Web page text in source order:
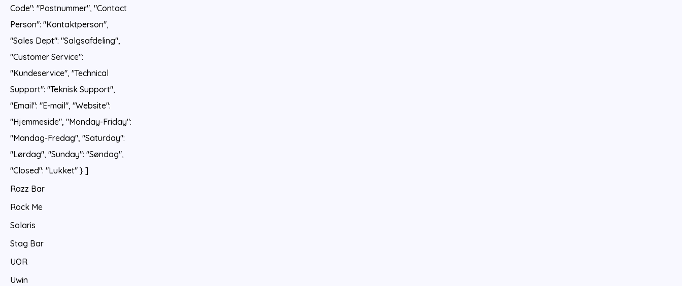
Code": "Postnummer", "Contact
Person": "Kontaktperson",
"Sales Dept": "Salgsafdeling",
"Customer Service":
"Kundeservice", "Technical
Support": "Teknisk Support",
"Email": "E-mail", "Website":
"Hjemmeside", "Monday-Friday":
"Mandag-Fredag", "Saturday":
"Lørdag", "Sunday": "Søndag",
"Closed": "Lukket" } ]
Razz Bar
Rock Me
Solaris
Stag Bar
UOR
Uwin